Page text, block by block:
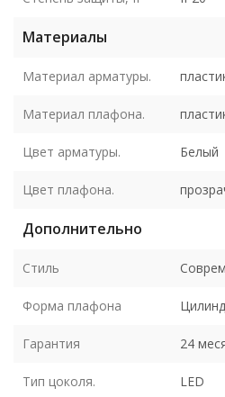
Материалы
Материал арматуры.
Материал плафона.
Цвет арматуры. Белый
Цвет плафона.
Дополнительно
Стиль
Форма плафона
Гарантия 24
Тип цоколя. LED